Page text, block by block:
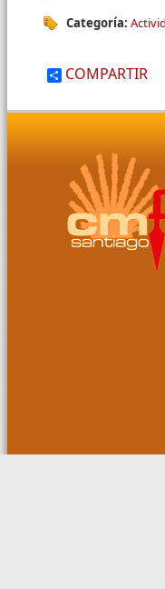
Categoría:
COMPARTIR